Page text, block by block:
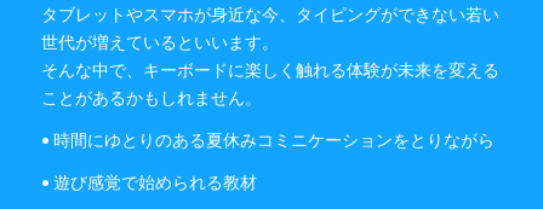
タブレットやスマホが身近な今、タイピングができない若い
世代が増えているといいます。
そんな中で、キーボードに楽しく触れる体験が未来を変える
ことがあるかもしれません。
• 時間にゆとりのある夏休みコミニケーションをとりながら
• 遊び感覚で始められる教材